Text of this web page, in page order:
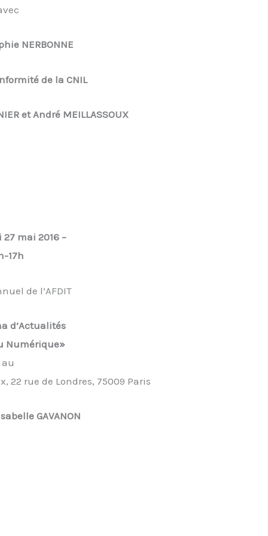
NERBONNE
de la CNIL
et André MEILLASSOUX
27 mai 2016 –
17h
de l’AFDIT
d’Actualités
Numérique»
au
22 rue de Londres, 75009 Paris
GAVANON